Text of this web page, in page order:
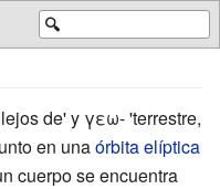
🔍
de' y γεω- 'terrestre,
en unaórbitaelíptica
cuerpo se encuentra